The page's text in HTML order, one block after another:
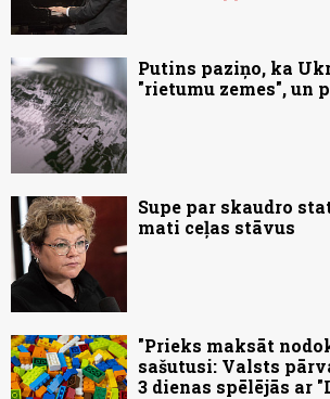
Putins paziņo, ka
"rietumu zemes", un
Supe par skaudro
mati ceļas stāvus
"Prieks maksāt
sašutusi: Valsts
3 dienas spēlējās ar